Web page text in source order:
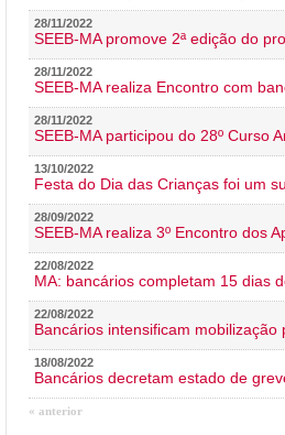
28/11/2022
SEEB-MA promove 2ª edição do
28/11/2022
SEEB-MA realiza Encontro com
28/11/2022
SEEB-MA participou do 28º Curso
13/10/2022
Festa do Dia das Crianças foi um
28/09/2022
SEEB-MA realiza 3º Encontro dos
22/08/2022
MA: bancários completam 15 dias
22/08/2022
Bancários intensificam mobilização
18/08/2022
Bancários decretam estado de
« anterior